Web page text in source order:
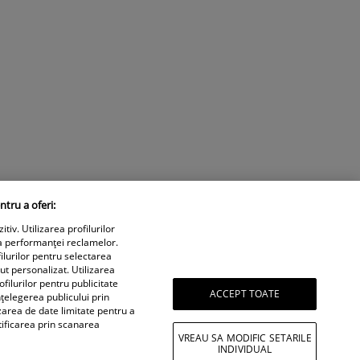
a oferi:
Utilizarea profilurilor
performanței reclamelor.
pentru selectarea
personalizat. Utilizarea
pentru publicitate
publicului prin
de date limitate pentru a
prin scanarea
ACCEPT TOATE
VREAU SA MODIFIC SETARILE
INDIVIDUAL